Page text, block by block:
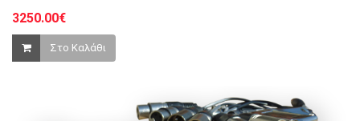
3250.00€
Στο Καλάθι